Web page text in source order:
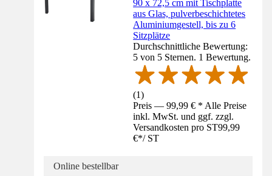
90 x 72,5 cm mit Tischplatte
aus Glas, pulverbeschichtetes
Aluminiumgestell, bis zu 6
Sitzplätze
Durchschnittliche Bewertung:
5 von 5 Sternen. 1 Bewertung.
(1)
Preis — 99,99 € * Alle Preise
inkl. MwSt. und ggf. zzgl.
Versandkosten pro ST99,99
€*/ ST
Online bestellbar